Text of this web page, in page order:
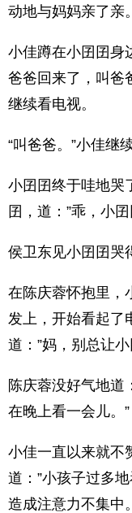
动地与妈妈亲了亲。
小佳蹲在小囝囝身
爸爸回来了，叫爸
继续看电视。
“叫爸爸。”小佳继
小囝囝终于哇地哭
囝，道：”乖，小
侯卫东见小囝囝哭
在陈庆蓉怀抱里，
发上，开始看起了
道：”妈，别总让
陈庆蓉没好气地道
在晚上看一会儿。”
小佳一直以来就不
道：”小孩子过多
造成注意力不集中